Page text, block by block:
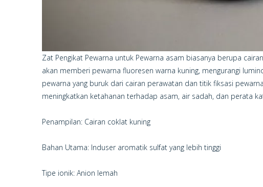
Zat Pengikat Pewarna untuk Pewarna asam biasanya berupa
akan memberi pewarna fluoresen warna kuning, mengurangi
pewarna yang buruk dari cairan perawatan dan titik fiksasi
meningkatkan ketahanan terhadap asam, air sadah, dan perata
Penampilan: Cairan coklat kuning
Bahan Utama: Induser aromatik sulfat yang lebih tinggi
Tipe ionik: Anion lemah